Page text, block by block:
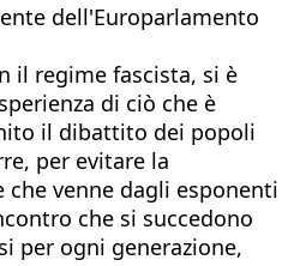
dell'Europarlamento
il regime fascista, si è
di ciò che è
il dibattito dei popoli
per evitare la
venne dagli esponenti
che si succedono
per ogni generazione,